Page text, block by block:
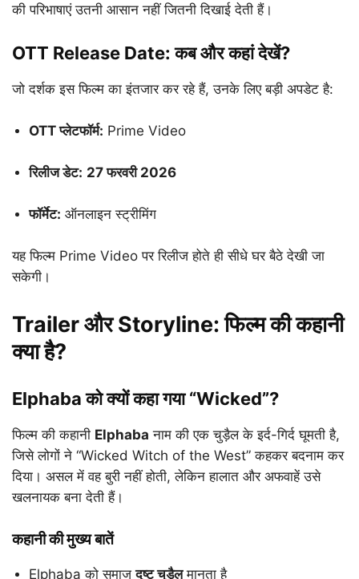
की परिभाषाएं उतनी आसान नहीं जितनी दिखाई देती हैं।
OTT Release Date: कब और कहां देखें?
जो दर्शक इस फिल्म का इंतजार कर रहे हैं, उनके लिए बड़ी अपडेट है:
OTT प्लेटफॉर्म: Prime Video
रिलीज डेट: 27 फरवरी 2026
फॉर्मेट: ऑनलाइन स्ट्रीमिंग
यह फिल्म Prime Video पर रिलीज होते ही सीधे घर बैठे देखी जा
सकेगी।
Trailer और Storyline: फिल्म की कहानी
क्या है?
Elphaba को क्यों कहा गया “Wicked”?
फिल्म की कहानी Elphaba नाम की एक चुड़ैल के इर्द-गिर्द घूमती है,
जिसे लोगों ने “Wicked Witch of the West” कहकर बदनाम कर
दिया। असल में वह बुरी नहीं होती, लेकिन हालात और अफवाहें उसे
खलनायक बना देती हैं।
कहानी की मुख्य बातें
Elphaba को समाजदुष्ट चुड़ैलमानता है